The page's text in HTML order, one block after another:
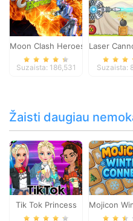
Moon Clash Heroes
Suzaista: 186,531
Laser
Suzaista:
Žaisti daugiau
Tik Tok Princess Mojicon